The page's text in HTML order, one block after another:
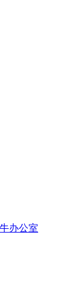
办公室